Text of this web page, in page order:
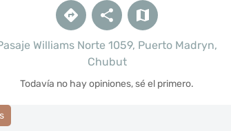
Williams Norte 1059, Puerto Madryn,
Chubut
Todavía no hay opiniones, sé el primero.